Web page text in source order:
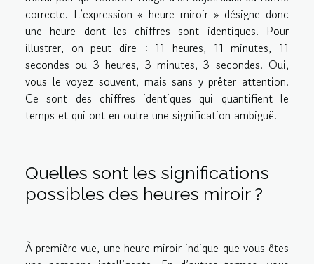
correcte. L’expression « heure miroir » désigne donc
une heure dont les chiffres sont identiques. Pour
illustrer, on peut dire : 11 heures, 11 minutes, 11
secondes ou 3 heures, 3 minutes, 3 secondes. Oui,
vous le voyez souvent, mais sans y prêter attention.
Ce sont des chiffres identiques qui quantifient le
temps et qui ont en outre une signification ambiguë.
Quelles sont les significations
possibles des heures miroir ?
À première vue, une heure miroir indique que vous êtes